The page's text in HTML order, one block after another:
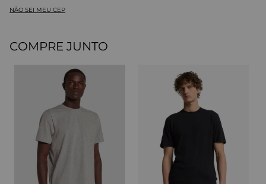
NÃO SEI MEU CEP
COMPRE JUNTO